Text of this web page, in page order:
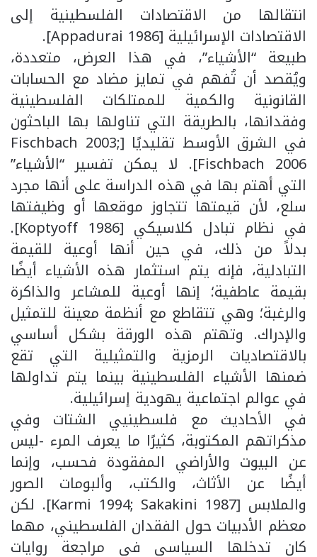
انتقالها من الاقتصادات الفلسطينية إلى
الاقتصادات الإسرائيلية [Appadurai 1986].
طبيعة “الأشياء”، في هذا العرض، متعددة،
ويُقصد أن تُفهم في تمايز مضاد مع الحسابات
القانونية والكمية للممتلكات الفلسطينية
وفقدانها، بالطريقة التي تناولها بها الباحثون
في الشرق الأوسط تقليديًا [Fischbach 2003;
Fischbach 2006]. لا يمكن تفسير “الأشياء”
التي أهتم بها في هذه الدراسة على أنها مجرد
سلع، لأن قيمتها تتجاوز موقعها أو وظيفتها
في نظام تبادل كلاسيكي [Koptyoff 1986].
بدلاً من ذلك، في حين أنها أوعية للقيمة
التبادلية، فإنه يتم استثمار هذه الأشياء أيضًا
بقيمة عاطفية؛ إنها أوعية للمشاعر والذاكرة
والرغبة؛ وهي تتقاطع مع أنظمة معينة للتمثيل
والإدراك. وتهتم هذه الورقة بشكل أساسي
بالاقتصاديات الرمزية والتمثيلية التي تقع
ضمنها الأشياء الفلسطينية بينما يتم تداولها
في عوالم اجتماعية يهودية إسرائيلية.
في الأحاديث مع فلسطينيي الشتات وفي
مذكراتهم المكتوبة، كثيرًا ما يعرف المرء -ليس
عن البيوت والأراضي المفقودة فحسب، وإنما
أيضًا عن الأثاث، والكتب، وألبومات الصور
والملابس [Karmi 1994; Sakakini 1987]. لكن
معظم الأدبيات حول الفقدان الفلسطيني، مهما
كان تدخلها السياسي في مراجعة روايات